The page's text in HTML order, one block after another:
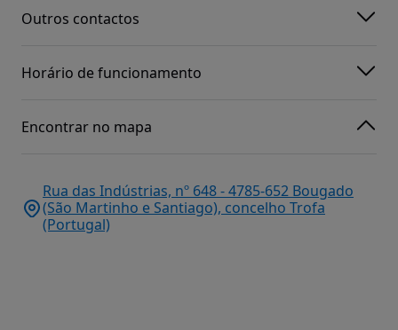
Outros contactos
Horário de funcionamento
Encontrar no mapa
Rua das Indústrias, nº 648 - 4785-652 Bougado
(São Martinho e Santiago), concelho Trofa
(Portugal)